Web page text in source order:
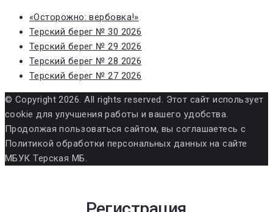
«Осторожно: вербовка!»
Терский берег № 30 2026
Терский берег № 29 2026
Терский берег № 28 2026
Терский берег № 27 2026
© Copyright 2026. All rights reserved. Этот сайт использует
cookie для улучшения работы и вашего удобства.
Продолжая пользоваться сайтом, вы соглашаетесь с
Политикой обработки персональных данных на сайте
МБУК Терская МБ.